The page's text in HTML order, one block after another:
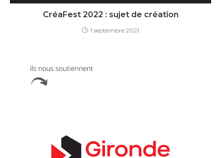
CréaFest 2022 : sujet de création
1 septembre 2021